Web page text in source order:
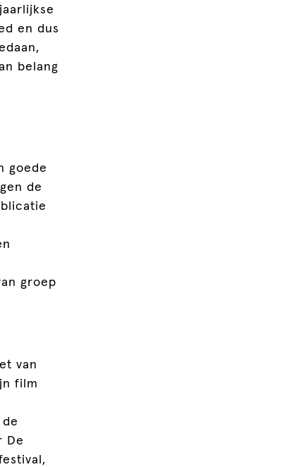
en dus
belang
goede
de
groep
van
film
De